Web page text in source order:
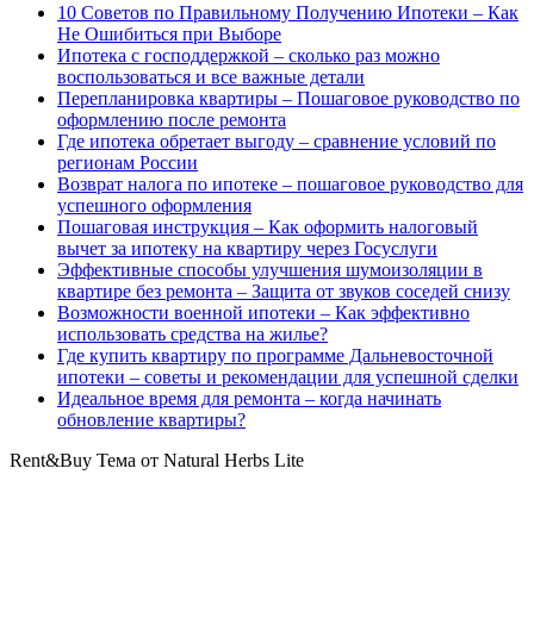
10 Советов по Правильному Получению Ипотеки – Как
Не Ошибиться при Выборе
Ипотека с господдержкой – сколько раз можно
воспользоваться и все важные детали
Перепланировка квартиры – Пошаговое руководство по
оформлению после ремонта
Где ипотека обретает выгоду – сравнение условий по
регионам России
Возврат налога по ипотеке – пошаговое руководство для
успешного оформления
Пошаговая инструкция – Как оформить налоговый
вычет за ипотеку на квартиру через Госуслуги
Эффективные способы улучшения шумоизоляции в
квартире без ремонта – Защита от звуков соседей снизу
Возможности военной ипотеки – Как эффективно
использовать средства на жилье?
Где купить квартиру по программе Дальневосточной
ипотеки – советы и рекомендации для успешной сделки
Идеальное время для ремонта – когда начинать
обновление квартиры?
Rent&Buy Тема от Natural Herbs Lite